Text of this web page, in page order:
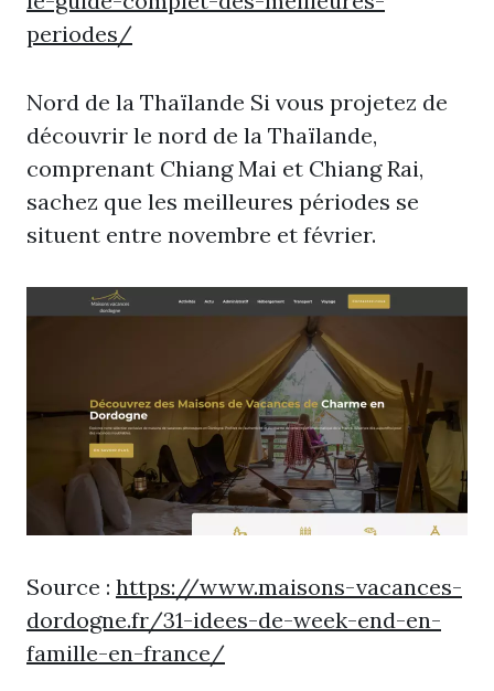
periodes/
Nord de la Thaïlande Si vous projetez de
découvrir le nord de la Thaïlande,
comprenant Chiang Mai et Chiang Rai,
sachez que les meilleures périodes se
situent entre novembre et février.
Source : https://www.maisons-vacances-
dordogne.fr/31-idees-de-week-end-en-
famille-en-france/